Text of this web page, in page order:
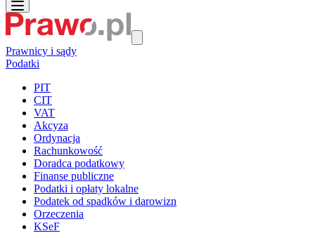
Prawnicy i sądy
Podatki
PIT
CIT
VAT
Akcyza
Ordynacja
Rachunkowość
Doradca podatkowy
Finanse publiczne
Podatki i opłaty lokalne
Podatek od spadków i darowizn
Orzeczenia
KSeF